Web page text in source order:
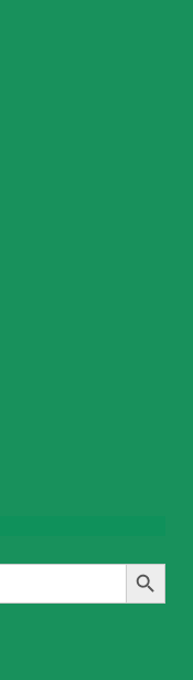
Search
Button